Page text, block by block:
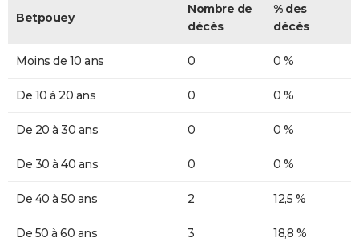
Betpouey
Nombre de
décès
% des
décès
Moins de 10 ans 0 0 %
De 10 à 20 ans 0 0 %
De 20 à 30 ans 0 0 %
De 30 à 40 ans 0 0 %
De 40 à 50 ans 2 12,5 %
De 50 à 60 ans 3 18,8 %